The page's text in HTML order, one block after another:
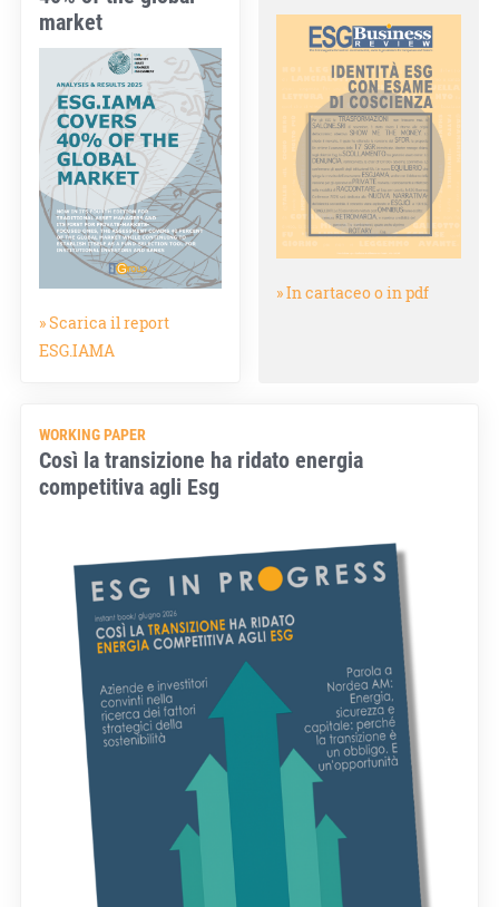
market
» Scarica il report
ESG.IAMA
» In cartaceo o in pdf
WORKING PAPER
Così la transizione ha ridato energia
competitiva agli Esg